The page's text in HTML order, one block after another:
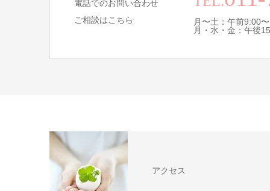
電話でのお問い合わせ
ご相談はこちら
月〜土：午前9:00
月・水・金：午後
アクセス